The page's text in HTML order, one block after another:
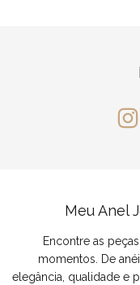
Meu Anel
Encontre as
momentos. De
elegância, qualidade e